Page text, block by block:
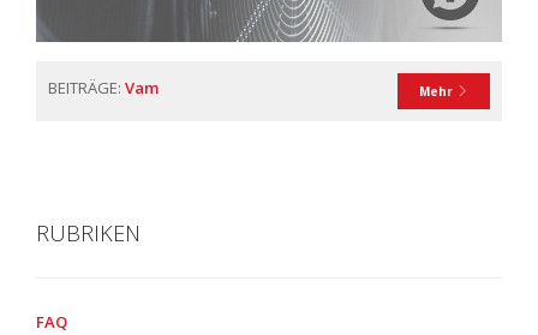
Mehr
BEITRÄGE: Vam
RUBRIKEN
FAQ